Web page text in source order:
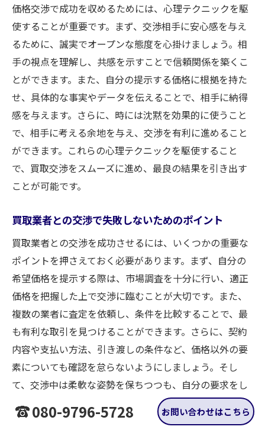
価格交渉で成功を収めるためには、心理テクニックを駆
使することが重要です。まず、交渉相手に安心感を与え
るために、誠実でオープンな態度を心掛けましょう。相
手の視点を理解し、共感を示すことで信頼関係を築くこ
とができます。また、自分の提示する価格に根拠を持た
せ、具体的な事実やデータを伝えることで、相手に納得
感を与えます。さらに、時には沈黙を効果的に使うこと
で、相手に考える余地を与え、交渉を有利に進めること
ができます。これらの心理テクニックを駆使すること
で、買取交渉をスムーズに進め、最良の結果を引き出す
ことが可能です。
買取業者との交渉で失敗しないためのポイント
買取業者との交渉を成功させるには、いくつかの重要な
ポイントを押さえておく必要があります。まず、自分の
希望価格を提示する際は、市場調査を十分に行い、適正
価格を把握した上で交渉に臨むことが大切です。また、
複数の業者に査定を依頼し、条件を比較することで、最
も有利な取引を見つけることができます。さらに、契約
内容や支払い方法、引き渡しの条件など、価格以外の要
素についても確認を怠らないようにしましょう。そし
て、交渉中は柔軟な姿勢を保ちつつも、自分の要求をし
っかりと伝えることが求められます。最後に、交渉が成
立した際の書類は必ず保存し、後々のトラブルを未然に
080-9796-5728 お問い合わせはこちら